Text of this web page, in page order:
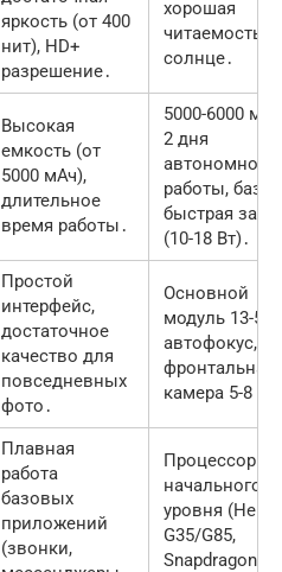
яркость (от 400
нит), HD+
разрешение․
хорошая
читаемость
солнце․
Высокая
емкость (от
5000 мАч),
длительное
время работы․
5000-6000
2 дня
автономной
работы,
быстрая
(10-18 Вт)․
Простой
интерфейс,
достаточное
качество для
повседневных
фото․
Основной
модуль 13-
автофокус,
фронтальная
камера 5-8
Плавная
работа
базовых
приложений
(звонки,
Процессоры
начального
уровня (Helio
G35/G85,
Snapdragon